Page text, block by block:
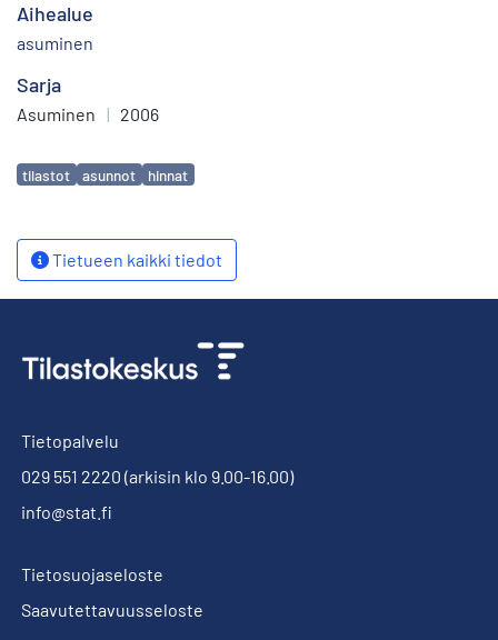
Aihealue
asuminen
Sarja
Asuminen | 2006
Avainsanat
tilastot asunnot hinnat
Tietueen kaikki tiedot
Tietopalvelu
029 551 2220 (arkisin klo 9.00-16.00)
info@stat.fi
Tietosuojaseloste
Saavutettavuusseloste